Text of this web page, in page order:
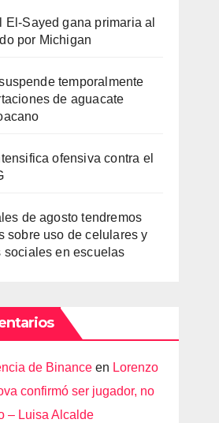
El-Sayed gana primaria al
por Michigan
temporalmente
de aguacate
ofensiva contra el
de agosto tendremos
sobre uso de celulares y
sociales en escuelas
de Binanceen Lorenzo
confirmó ser jugador, no
– Luisa Alcalde